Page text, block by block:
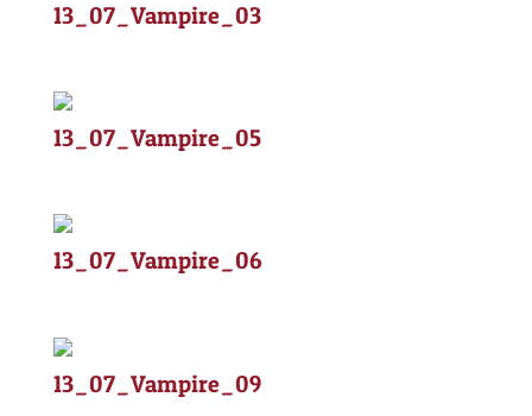
13_07_Vampire_03
13_07_Vampire_05
13_07_Vampire_06
13_07_Vampire_09